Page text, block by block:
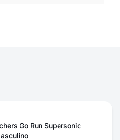
Go Run Supersonic